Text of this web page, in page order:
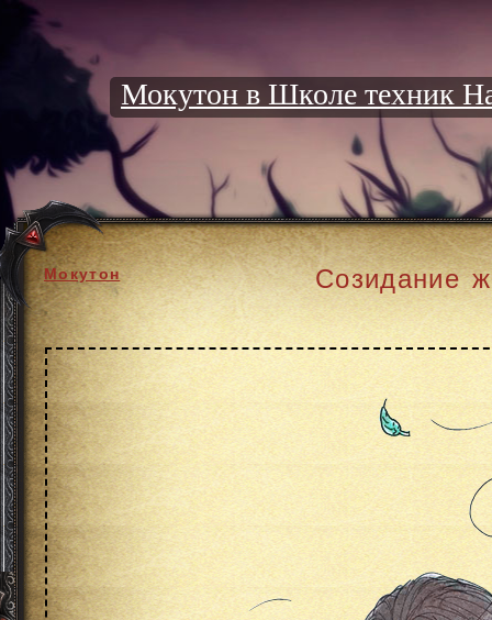
Мокутон в Школе техник
Мокутон Созидание